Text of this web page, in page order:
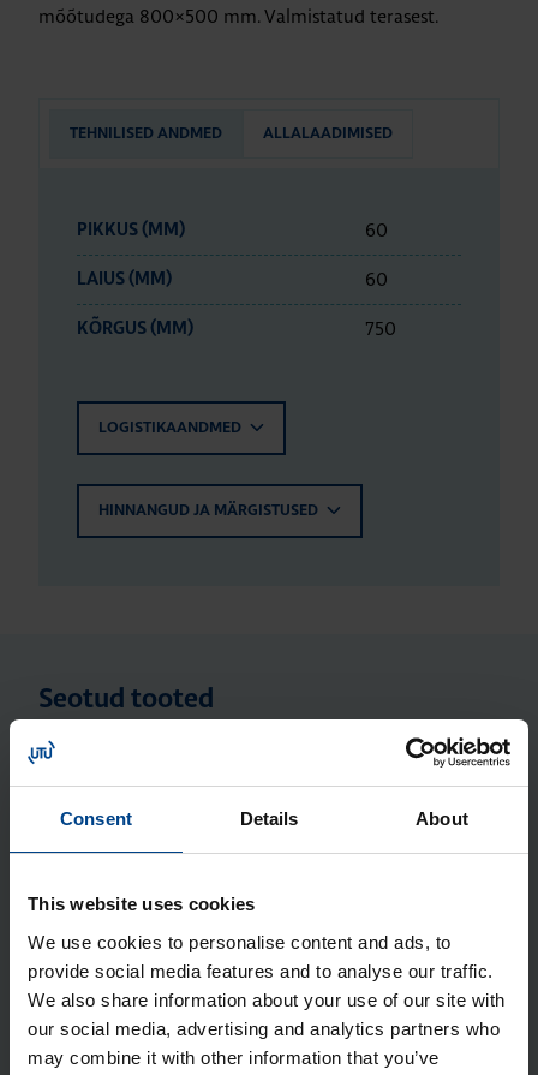
Consent Details About
This website uses cookies
We use cookies to personalise content and ads, to
provide social media features and to analyse our traffic.
We also share information about your use of our site with
our social media, advertising and analytics partners who
may combine it with other information that you’ve
mõõtudega 800×500 mm. Valmistatud terasest.
TEHNILISED ANDMED ALLALAADIMISED
PIKKUS (MM) 60
LAIUS (MM) 60
KÕRGUS (MM) 750
LOGISTIKAANDMED
HINNANGUD JA MÄRGISTUSED
Seotud tooted
Jao­tus­kilp Orion Plus, aknaga,
Tootekood: FL171A
du­lit, 750×500 mm
Tootekood: FL995A
Jao­tus­kilp Orion Plus, 800x500x200
mm, metall, IP65
Tootekood: FL121A